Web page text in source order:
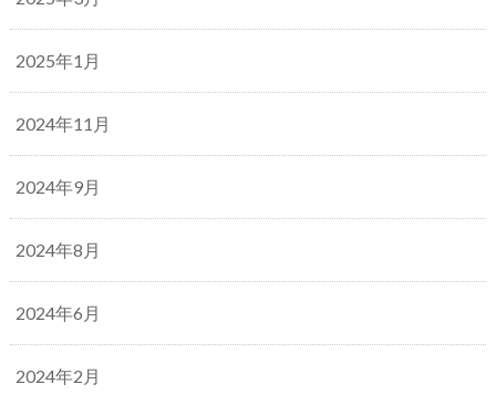
2025年1月
2024年11月
2024年9月
2024年8月
2024年6月
2024年2月